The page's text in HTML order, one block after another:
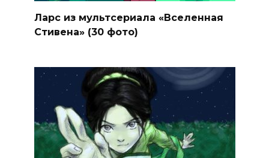
Ларс из мультсериала «Вселенная
Стивена» (30 фото)